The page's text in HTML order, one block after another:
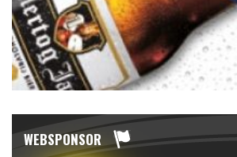
WEBSPONSOR